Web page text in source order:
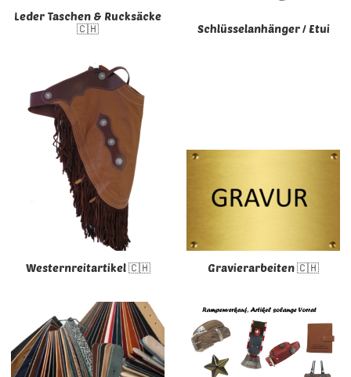
Leder Taschen & Rucksäcke
🇨🇭
Schlüsselanhänger / Etui
Westernreitartikel 🇨🇭 Gravierarbeiten 🇨🇭